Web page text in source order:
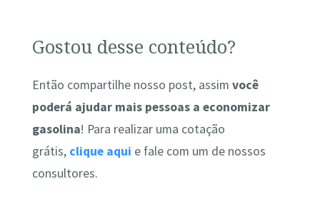
Gostou desse conteúdo?
Então compartilhe nosso post, assim você
poderá ajudar mais pessoas a economizar
gasolina! Para realizar uma cotação
grátis, clique aqui e fale com um de nossos
consultores.